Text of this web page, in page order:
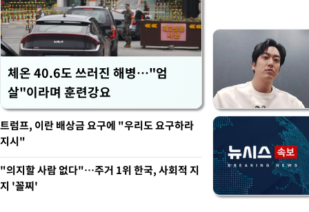
체온 40.6도 쓰러진 해병…"엄
살"이라며 훈련강요
트럼프, 이란 배상금 요구에 "우리도 요구하라
지시"
"의지할 사람 없다"…주거 1위 한국, 사회적 지
지 '꼴찌'